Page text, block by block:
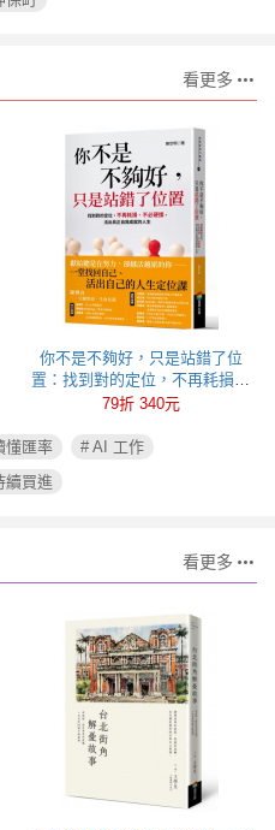
看更多
你不是不夠好，只是站錯了位
置：找到對的定位，不再耗損、
不必硬撐，活出真正自我成就的
79折 340元
懂匯率
# AI 工作
續買進
看更多